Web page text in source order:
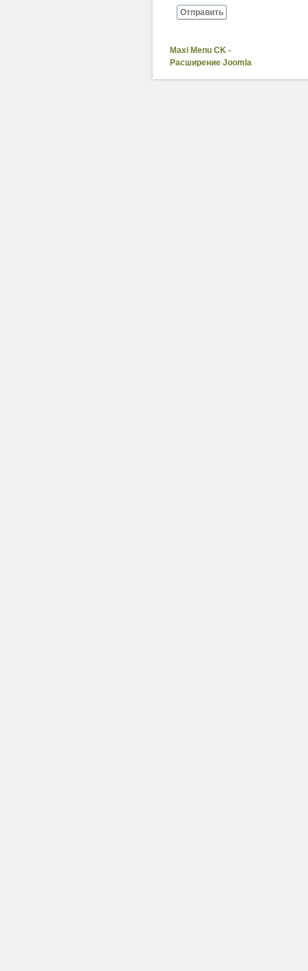
Отправить
Maxi Menu CK -
Расширение Joomla